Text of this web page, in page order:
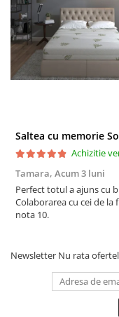
Achizitie
Tamara, Acum 3 luni
Perfect totul a ajuns cu
Colaborarea cu cei de la
nota 10.
Newsletter Nu rata